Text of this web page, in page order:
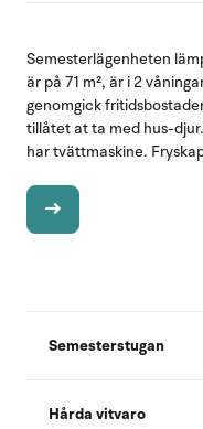
Semesterlägenheten
är på 71 m², är i 2
genomgick
tillåtet at ta med hus-
har tvättmaskine.
Semesterstugan
Hårda vitvaro